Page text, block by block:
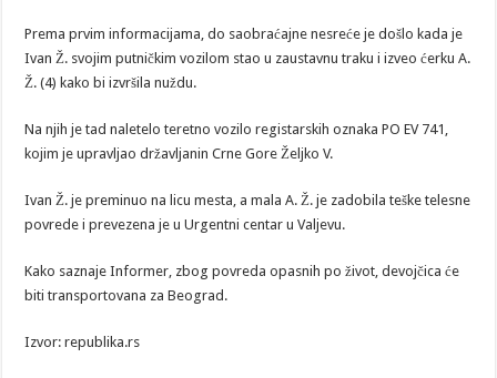
Prema prvim informacijama, do saobraćajne nesreće je došlo kada je
Ivan Ž. svojim putničkim vozilom stao u zaustavnu traku i izveo ćerku A.
Ž. (4) kako bi izvršila nuždu.
Na njih je tad naletelo teretno vozilo registarskih oznaka PO EV 741,
kojim je upravljao državljanin Crne Gore Željko V.
Ivan Ž. je preminuo na licu mesta, a mala A. Ž. je zadobila teške telesne
povrede i prevezena je u Urgentni centar u Valjevu.
Kako saznaje Informer, zbog povreda opasnih po život, devojčica će
biti transportovana za Beograd.
Izvor: republika.rs